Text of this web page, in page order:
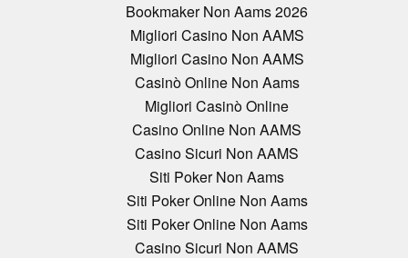
Bookmaker Non Aams 2026
Migliori Casino Non AAMS
Migliori Casino Non AAMS
Casinò Online Non Aams
Migliori Casinò Online
Casino Online Non AAMS
Casino Sicuri Non AAMS
Siti Poker Non Aams
Siti Poker Online Non Aams
Siti Poker Online Non Aams
Casino Sicuri Non AAMS